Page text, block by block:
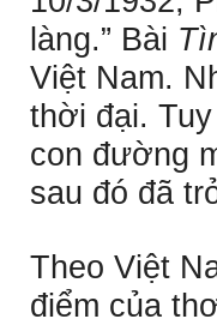
làng.” Bài
Việt Nam.
thời đại.
con đường
sau đó đã
Theo Việt
điểm của